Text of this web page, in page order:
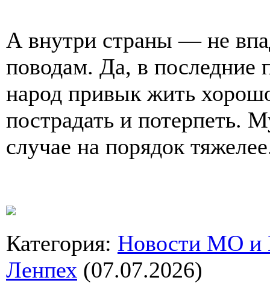
А внутри страны — не
поводам. Да, в последние
народ привык жить
пострадать и потерпеть.
случае на порядок
Категория: Новости МО
Ленпех (07.07.2026)